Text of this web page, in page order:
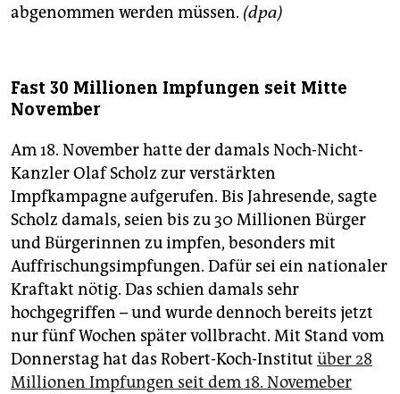
abgenommen werden müssen. (dpa)
Fast 30 Millionen Impfungen seit Mitte
November
Am 18. November hatte der damals Noch-Nicht-
Kanzler Olaf Scholz zur verstärkten
Impfkampagne aufgerufen. Bis Jahresende, sagte
Scholz damals, seien bis zu 30 Millionen Bürger
und Bürgerinnen zu impfen, besonders mit
Auffrischungsimpfungen. Dafür sei ein nationaler
Kraftakt nötig. Das schien damals sehr
hochgegriffen – und wurde dennoch bereits jetzt
nur fünf Wochen später vollbracht. Mit Stand vom
Donnerstag hat das Robert-Koch-Institut über 28
Millionen Impfungen seit dem 18. Novemeber